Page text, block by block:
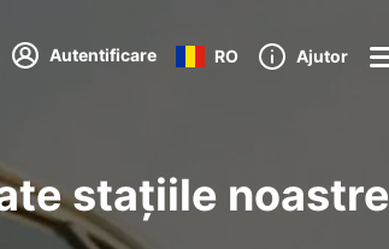
Autentificare RO Ajutor
stațiile noastre